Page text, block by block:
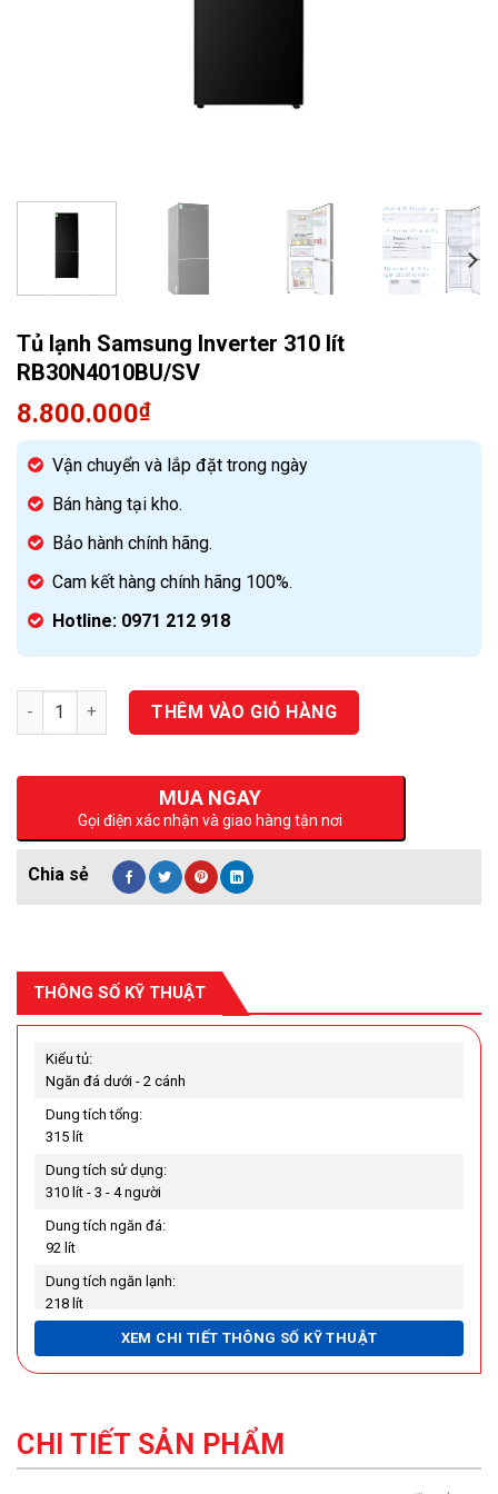
Tủ lạnh Samsung Inverter 310 lít
RB30N4010BU/SV
8.800.000₫
Vận chuyển và lắp đặt trong ngày
Bán hàng tại kho.
Bảo hành chính hãng.
Cam kết hàng chính hãng 100%.
Hotline: 0971 212 918
Số lượng THÊM VÀO GIỎ HÀNG
MUA NGAY
Gọi điện xác nhận và giao hàng tận nơi
THÔNG SỐ KỸ THUẬT
Kiểu tủ:
Ngăn đá dưới - 2 cánh
Dung tích tổng:
315 lít
Dung tích sử dụng:
310 lít - 3 - 4 người
Dung tích ngăn đá:
92 lít
Dung tích ngăn lạnh:
218 lít
Dung tích ngăn chuyển đổi:
Không có
Chất liệu khay ngăn lạnh:
Kính chịu lực
XEM CHI TIẾT THÔNG SỐ KỸ THUẬT
CHI TIẾT SẢN PHẨM